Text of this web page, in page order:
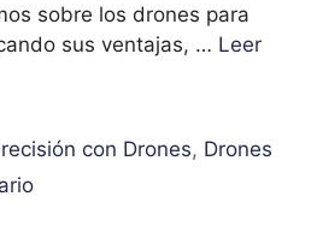
sobre los drones para
sus ventajas, … Leer
con Drones, Drones